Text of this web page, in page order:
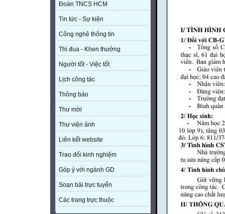
Đoàn TNCS HCM
Tin tức - Sự kiện
Công nghệ thông tin
Thi đua - Khen thưởng
Người tốt - Việc tốt
Lịch công tác
Thông báo
Thư mời
Thư viện ảnh
Liên kết website
Trao đổi kinh nghiệm
Góp ý với ngành GD
Soạn bài trực tuyến
Các trang trực thuộc